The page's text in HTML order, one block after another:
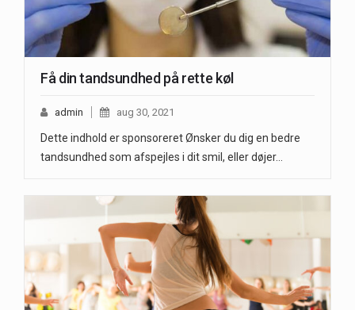
Få din tandsundhed på rette køl
admin aug 30, 2021
Dette indhold er sponsoreret Ønsker du dig en bedre
tandsundhed som afspejles i dit smil, eller døjer…